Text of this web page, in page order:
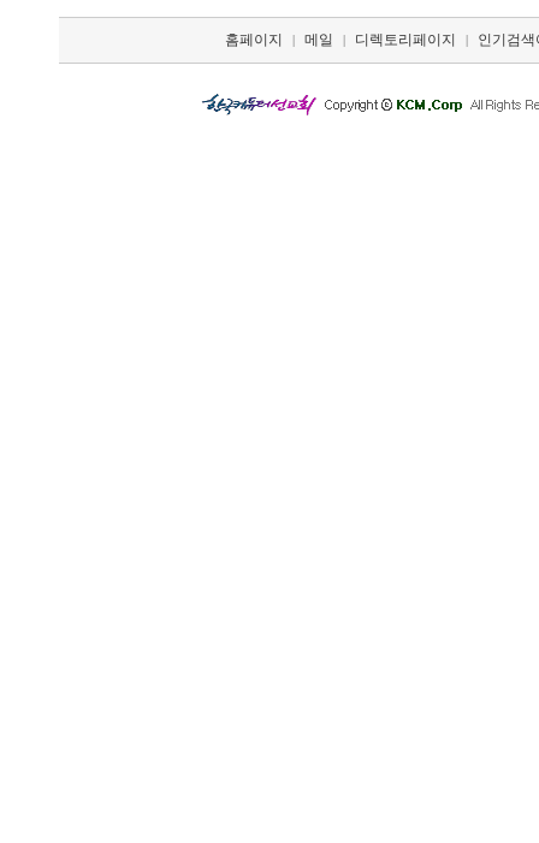
홈페이지 | 메일 | 디렉토리페이지 | 인기검색